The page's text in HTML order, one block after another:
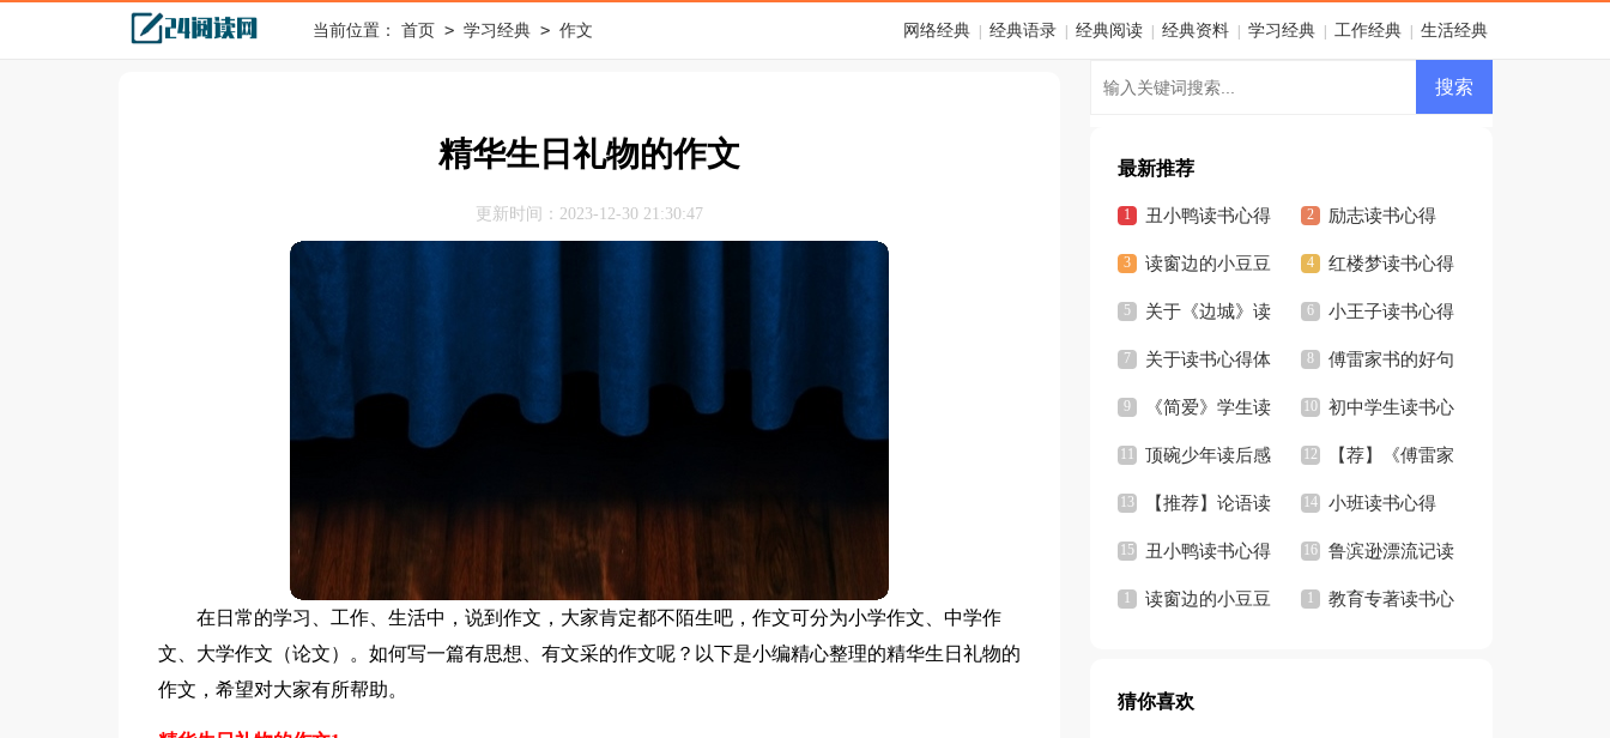
当前位置： 首页 > 学习经典 > 作文 网络经典 经典语录 经典阅读 经典资料 学习经典 工作经典 生活经典
精华生日礼物的作文
更新时间：2023-12-30 21:30:47
在日常的学习、工作、生活中，说到作文，大家肯定都不陌生吧，作文可分为小学作文、中学作
文、大学作文（论文）。如何写一篇有思想、有文采的作文呢？以下是小编精心整理的精华生日礼物的
作文，希望对大家有所帮助。
最新推荐
丑小鸭读书心得
18篇
励志读书心得
读窗边的小豆豆
有感(集锦15篇)
红楼梦读书心得
【热门】
关于《边城》读
书心得
小王子读书心得
合集15篇
关于读书心得体
会
傅雷家书的好句
《简爱》学生读
书心得
初中学生读书心
得
顶碗少年读后感
(集合15篇)
【荐】《傅雷家
书》读书笔记
【推荐】论语读
后感
小班读书心得
丑小鸭读书心得 鲁滨逊漂流记读
书心得集锦15篇
读窗边的小豆豆 教育专著读书心
猜你喜欢